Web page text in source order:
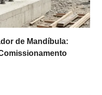
de Mandíbula: